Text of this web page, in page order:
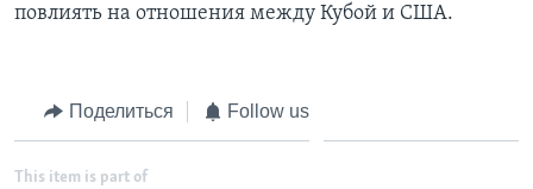
повлиять на отношения между Кубой и США.
Поделиться Follow us
This item is part of